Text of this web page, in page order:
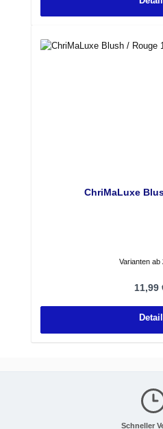
ChriMaLuxe
Varianten ab
11,99
Schneller